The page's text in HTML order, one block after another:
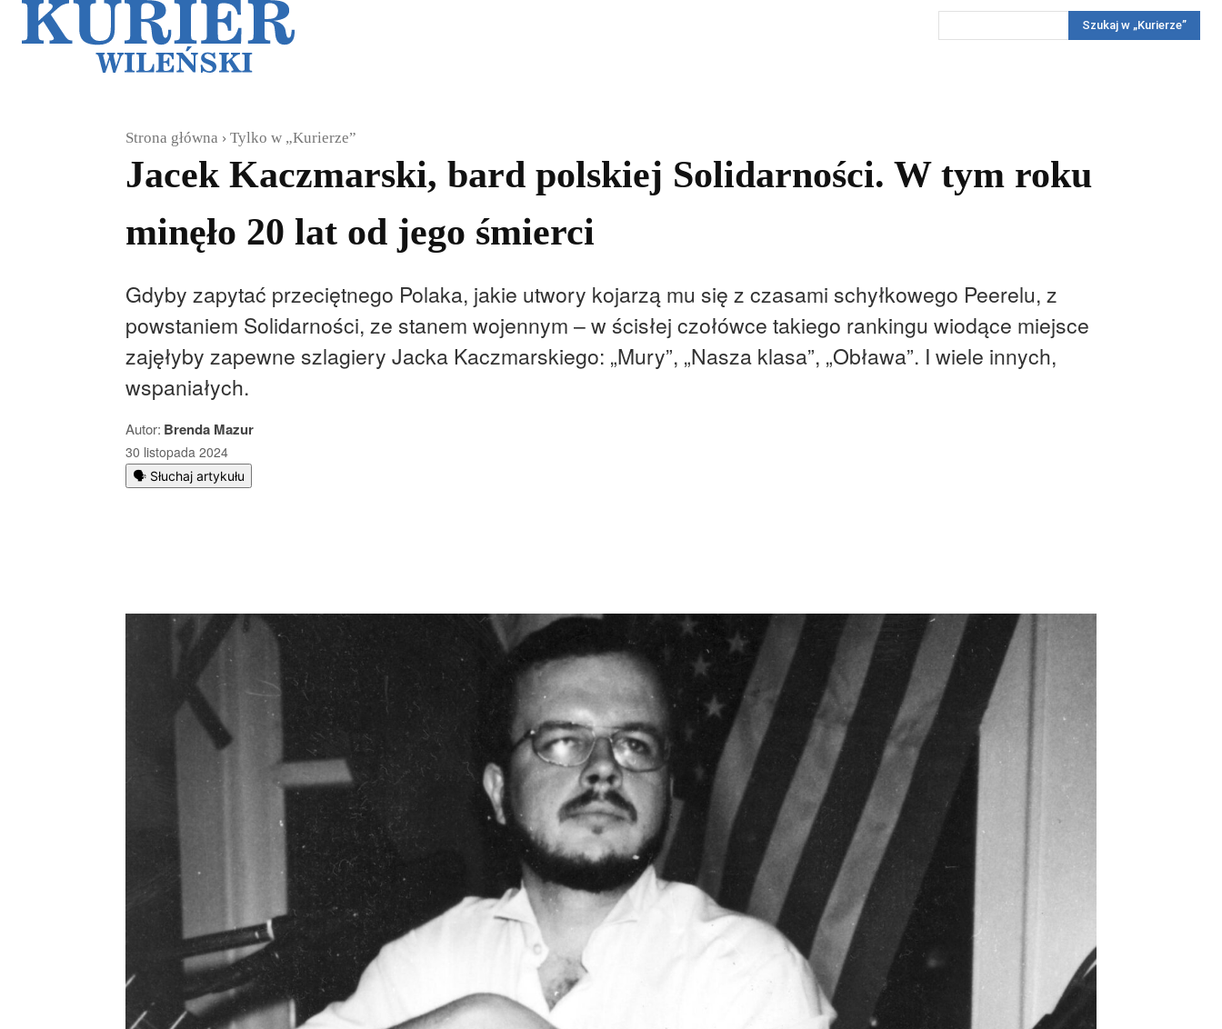
Reportaż KonkursyWięcej
Szukaj w „Kurierze”
Strona główna Tylko w „Kurierze”
Jacek Kaczmarski, bard polskiej Solidarności. W tym roku
minęło 20 lat od jego śmierci
Gdyby zapytać przeciętnego Polaka, jakie utwory kojarzą mu się z czasami schyłkowego Peerelu, z
powstaniem Solidarności, ze stanem wojennym – w ścisłej czołówce takiego rankingu wiodące miejsce
zajęłyby zapewne szlagiery Jacka Kaczmarskiego: „Mury”, „Nasza klasa”, „Obława”. I wiele innych,
wspaniałych.
Autor: Brenda Mazur
30 listopada 2024
🗣️ Słuchaj artykułu